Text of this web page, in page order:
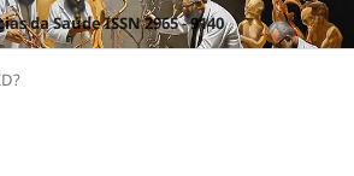
da Saúde ISSN 2965 - 9140